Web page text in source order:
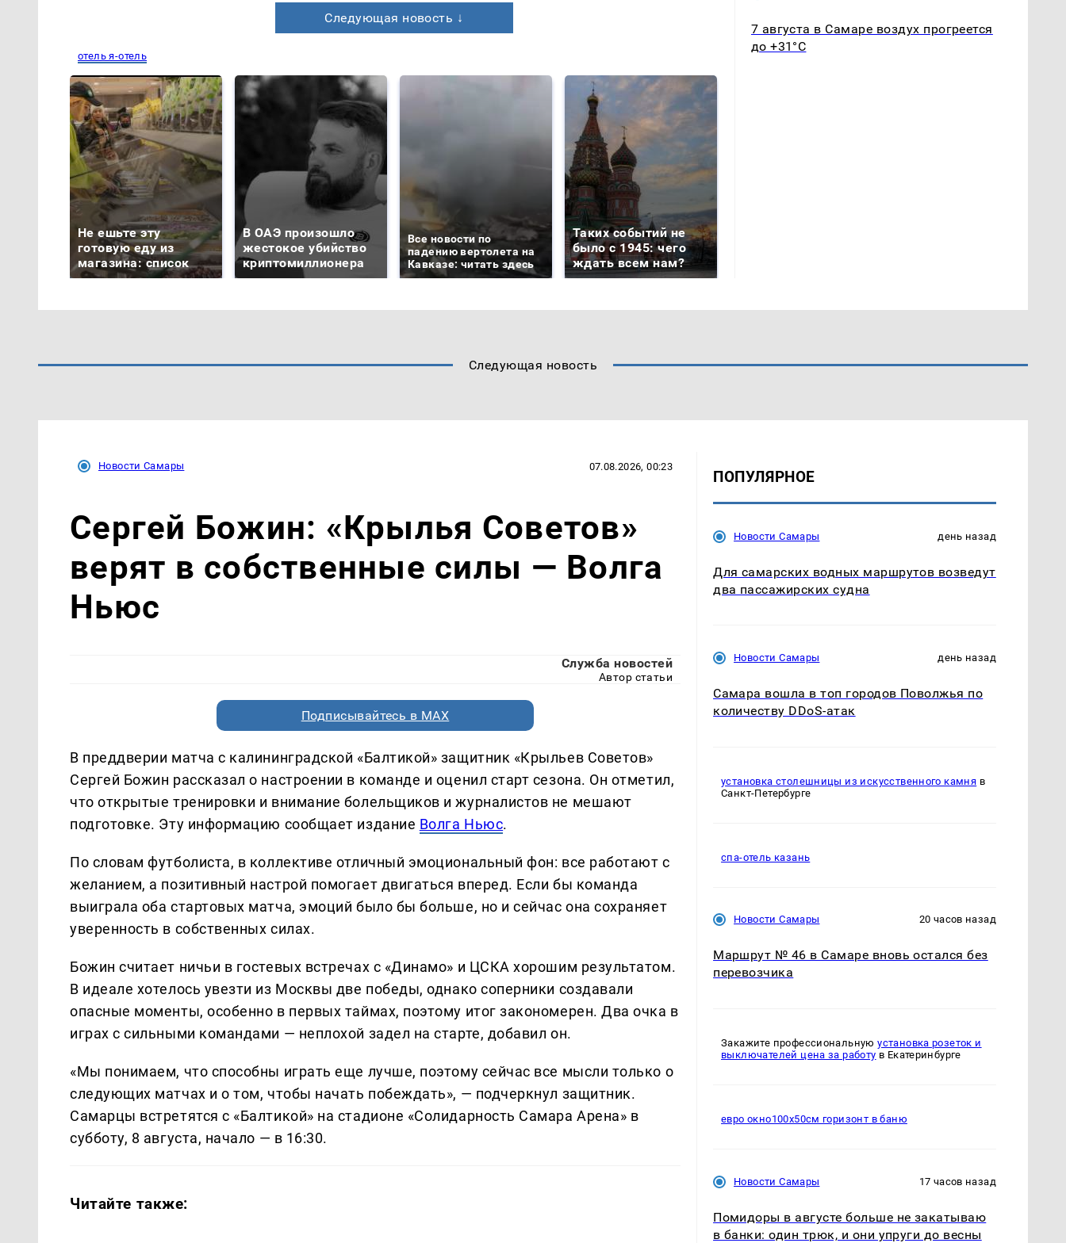
Следующая новость ↓
отель я-отель
Не ешьте эту
готовую еду из
магазина: список
В ОАЭ произошло
жестокое убийство
криптомиллионера
Все новости по
падению вертолета на
Кавказе: читать здесь
Таких событий не
было с 1945: чего
ждать всем нам?
7 августа в Самаре воздух прогреется
до +31°C
Следующая новость
Новости Самары 07.08.2026, 00:23
Сергей Божин: «Крылья Советов»
верят в собственные силы — Волга
Ньюс
Служба новостей
Автор статьи
Подписывайтесь в MAX
В преддверии матча с калининградской «Балтикой» защитник «Крыльев Советов»
Сергей Божин рассказал о настроении в команде и оценил старт сезона. Он отметил,
что открытые тренировки и внимание болельщиков и журналистов не мешают
подготовке. Эту информацию сообщает издание Волга Ньюс.
По словам футболиста, в коллективе отличный эмоциональный фон: все работают с
желанием, а позитивный настрой помогает двигаться вперед. Если бы команда
выиграла оба стартовых матча, эмоций было бы больше, но и сейчас она сохраняет
уверенность в собственных силах.
Божин считает ничьи в гостевых встречах с «Динамо» и ЦСКА хорошим результатом.
В идеале хотелось увезти из Москвы две победы, однако соперники создавали
опасные моменты, особенно в первых таймах, поэтому итог закономерен. Два очка в
играх с сильными командами — неплохой задел на старте, добавил он.
«Мы понимаем, что способны играть еще лучше, поэтому сейчас все мысли только о
следующих матчах и о том, чтобы начать побеждать», — подчеркнул защитник.
Самарцы встретятся с «Балтикой» на стадионе «Солидарность Самара Арена» в
субботу, 8 августа, начало — в 16:30.
Читайте также:
ПОПУЛЯРНОЕ
Новости Самары день назад
Для самарских водных маршрутов возведут
два пассажирских судна
Новости Самары день назад
Самара вошла в топ городов Поволжья по
количеству DDoS-атак
установка столешницы из искусственного камня в
Санкт-Петербурге
спа-отель казань
Новости Самары 20 часов назад
Маршрут № 46 в Самаре вновь остался без
перевозчика
Закажите профессиональнуюустановка розеток и
выключателей цена за работу в Екатеринбурге
евро окно100х50см горизонт в баню
Новости Самары 17 часов назад
Помидоры в августе больше не закатываю
в банки: один трюк, и они упруги до весны